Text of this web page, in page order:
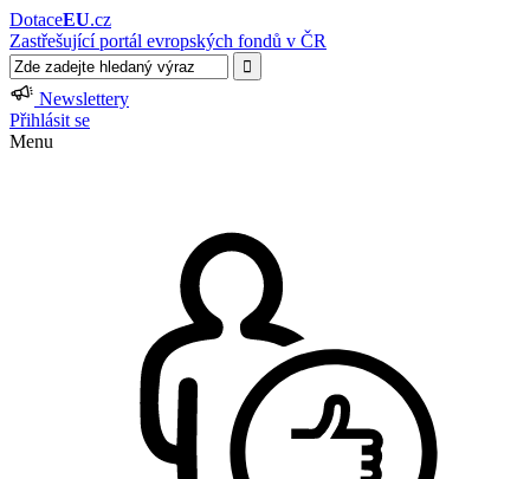
DotaceEU.cz
Zastřešující portál evropských fondů v ČR
Newslettery
Přihlásit se
Menu